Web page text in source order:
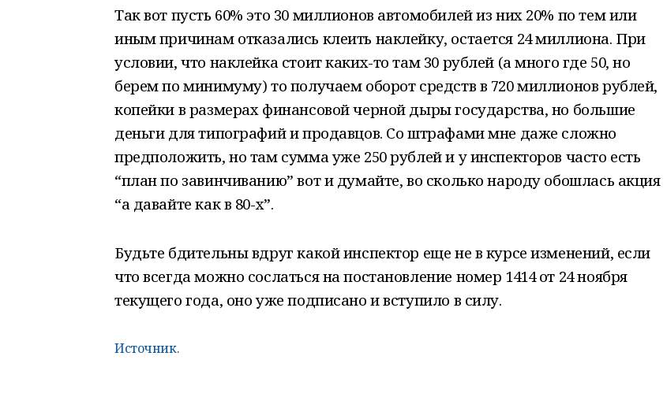
Так вот пусть 60% это 30 миллионов автомобилей из них 20% по тем или
иным причинам отказались клеить наклейку, остается 24 миллиона. При
условии, что наклейка стоит каких-то там 30 рублей (а много где 50, но
берем по минимуму) то получаем оборот средств в 720 миллионов рублей,
копейки в размерах финансовой черной дыры государства, но большие
деньги для типографий и продавцов. Со штрафами мне даже сложно
предположить, но там сумма уже 250 рублей и у инспекторов часто есть
“план по завинчиванию” вот и думайте, во сколько народу обошлась акция
“а давайте как в 80-х”.
Будьте бдительны вдруг какой инспектор еще не в курсе изменений, если
что всегда можно сослаться на постановление номер 1414 от 24 ноября
текущего года, оно уже подписано и вступило в силу.
Источник.